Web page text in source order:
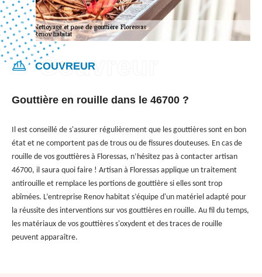
COUVREUR
Gouttière en rouille dans le 46700 ?
Il est conseillé de s'assurer régulièrement que les gouttières sont en bon
état et ne comportent pas de trous ou de fissures douteuses. En cas de
rouille de vos gouttières à Floressas, n’hésitez pas à contacter artisan
46700, il saura quoi faire ! Artisan à Floressas applique un traitement
antirouille et remplace les portions de gouttière si elles sont trop
abîmées. L’entreprise Renov habitat s’équipe d'un matériel adapté pour
la réussite des interventions sur vos gouttières en rouille. Au fil du temps,
les matériaux de vos gouttières s'oxydent et des traces de rouille
peuvent apparaître.